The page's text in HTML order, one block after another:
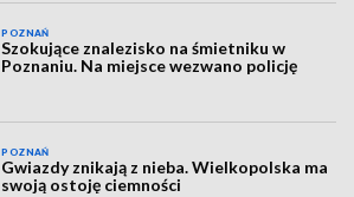
POZNAŃ
Szokujące znalezisko na śmietniku w
Poznaniu. Na miejsce wezwano policję
POZNAŃ
Gwiazdy znikają z nieba. Wielkopolska ma
swoją ostoję ciemności